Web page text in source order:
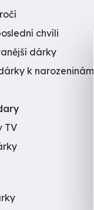
chvíli
dárky
k narozeninám
TV